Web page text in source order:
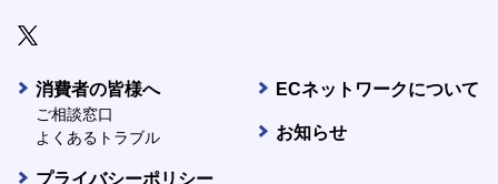
消費者の皆様へ
ご相談窓口
よくあるトラブル
プライバシーポリシー
ECネットワークについて
お知らせ